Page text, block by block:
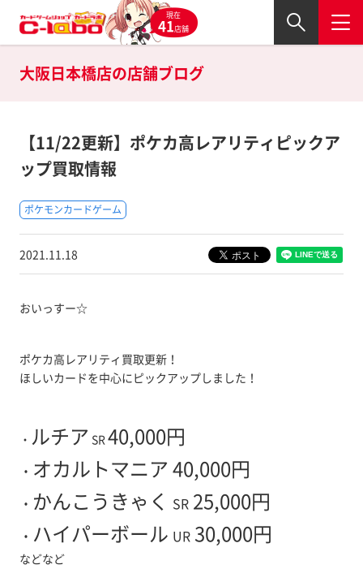
現在
41店舗
大阪日本橋店の店舗ブログ
【11/22更新】ポケカ高レアリティピックア
ップ買取情報
ポケモンカードゲーム
2021.11.18
おいっすー☆
ポケカ高レアリティ買取更新！
ほしいカードを中心にピックアップしました！
・ ルチア SR40,000円
・ オカルトマニア 40,000円
・ かんこうきゃく SR25,000円
・ ハイパーボール UR30,000円
などなど